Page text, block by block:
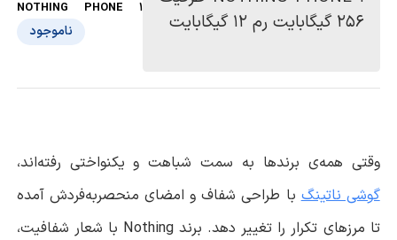
NOTHING PHONE 1
ظرفیت 256 گیگابایت رم
ناموجود
وقتی همه‌ی برندها به سمت شباهت و یکنواختی رفته‌اند،
گوشی ناتینگبا طراحی شفاف و امضای منحصربه‌فردش آمده
تا مرزهای تکرار را تغییر دهد. برندNothing با شعار شفافیت،